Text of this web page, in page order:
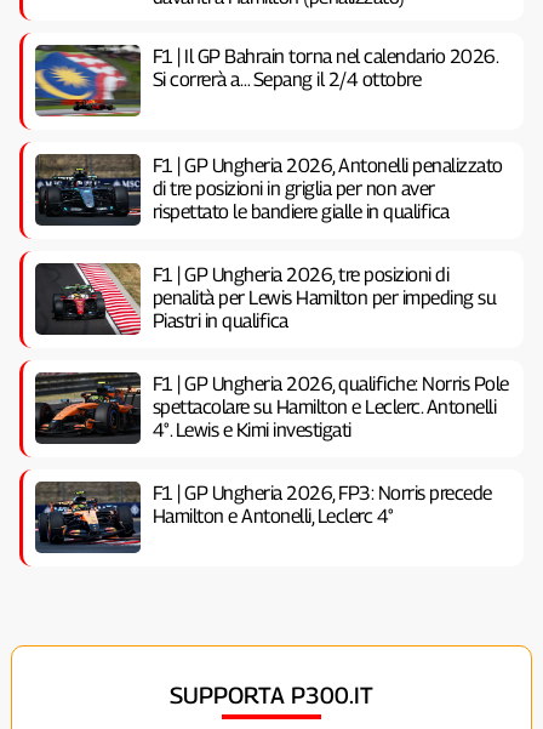
F1 | Il GP Bahrain torna nel calendario 2026.
Si correrà a… Sepang il 2/4 ottobre
F1 | GP Ungheria 2026, Antonelli penalizzato
di tre posizioni in griglia per non aver
rispettato le bandiere gialle in qualifica
F1 | GP Ungheria 2026, tre posizioni di
penalità per Lewis Hamilton per impeding su
Piastri in qualifica
F1 | GP Ungheria 2026, qualifiche: Norris Pole
spettacolare su Hamilton e Leclerc. Antonelli
4°. Lewis e Kimi investigati
F1 | GP Ungheria 2026, FP3: Norris precede
Hamilton e Antonelli, Leclerc 4°
SUPPORTA P300.IT